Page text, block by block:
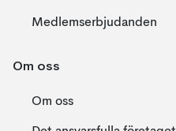
Medlemserbjudanden
Om oss
Om oss